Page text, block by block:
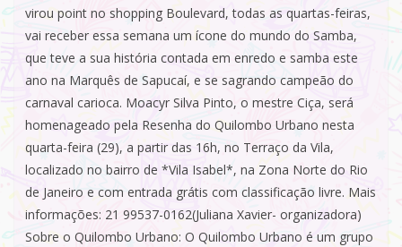
virou point no shopping Boulevard, todas as quartas-feiras,
vai receber essa semana um ícone do mundo do Samba,
que teve a sua história contada em enredo e samba este
ano na Marquês de Sapucaí, e se sagrando campeão do
carnaval carioca. Moacyr Silva Pinto, o mestre Ciça, será
homenageado pela Resenha do Quilombo Urbano nesta
quarta-feira (29), a partir das 16h, no Terraço da Vila,
localizado no bairro de *Vila Isabel*, na Zona Norte do Rio
de Janeiro e com entrada grátis com classificação livre. Mais
informações: 21 99537-0162(Juliana Xavier- organizadora)
Sobre o Quilombo Urbano: O Quilombo Urbano é um grupo